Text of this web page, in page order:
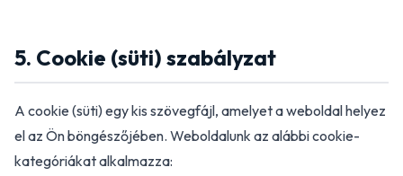
5. Cookie (süti) szabályzat
A cookie (süti) egy kis szövegfájl, amelyet a weboldal helyez
el az Ön böngészőjében. Weboldalunk az alábbi cookie-
kategóriákat alkalmazza: